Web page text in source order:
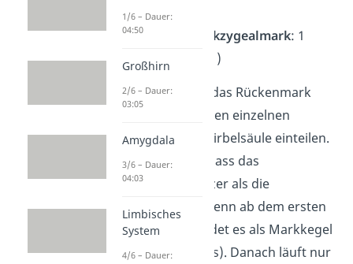
(S1-S5)
Schwanz-/ Kokzygealmark: 1
Segment (Co1)
Dabei kannst du das Rückenmark
aber nicht nach den einzelnen
Wirbeln deiner Wirbelsäule einteilen.
Das liegt daran, dass das
Rückenmark kürzerals die
Wirbelsäule ist
. Denn ab dem ersten
Lendenwirbel endet es als Markkegel
(Conus medullaris). Danach läuft nur
1/6 – Dauer:
04:50
Großhirn
2/6 – Dauer:
03:05
Amygdala
3/6 – Dauer:
04:03
Limbisches
System
4/6 – Dauer: